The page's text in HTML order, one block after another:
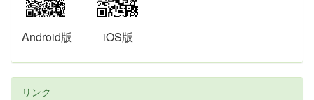
Android版 iOS版
リンク